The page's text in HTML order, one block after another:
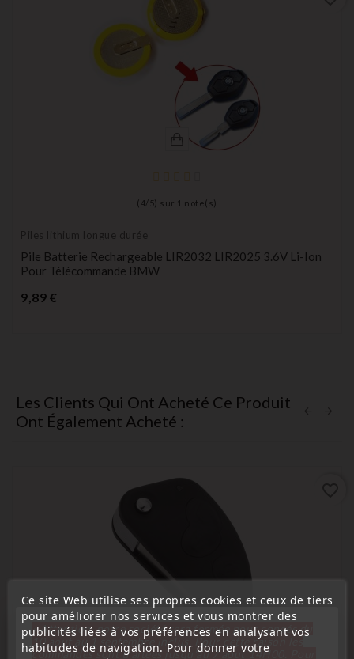
( 4/ 5) sur 1 note(s)
Piles lithium longue durée
Pile Batterie Rechargeable LIR2032 LIR2025 3.6V Li-Ion
Pour Télécommande BMW
9,89 €
Les Clients Qui Ont Acheté Ce Produit
Ont Également Acheté :
Ce site Web utilise ses propres cookies et ceux de tiers
pour améliorer nos services et vous montrer des
publicités liées à vos préférences en analysant vos
habitudes de navigation. Pour donner votre
« Attention, notre société sera fermée pour congés du
10 aout au 1 septembre inclus. Pour cette raison les
commandes sont traitées jusqu'au 7 aout 14H00. Pour